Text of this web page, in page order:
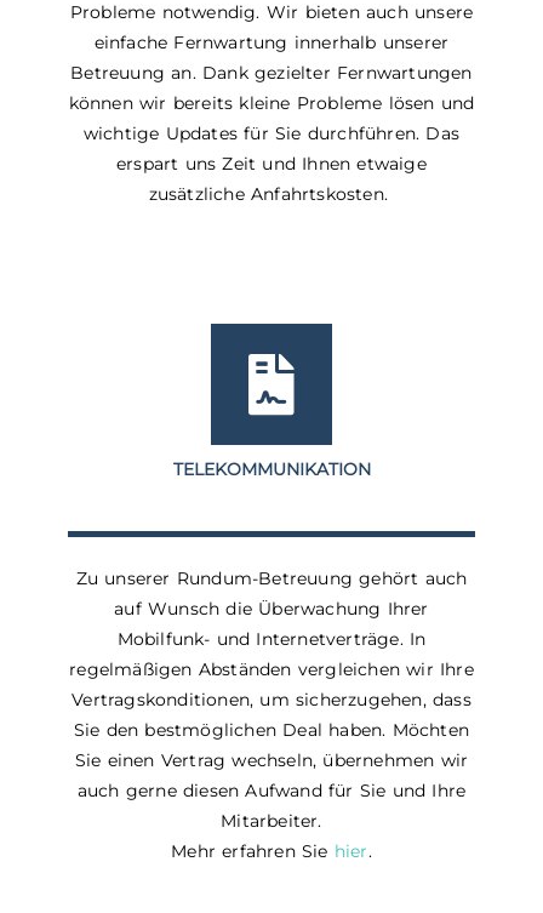
Probleme notwendig. Wir bieten auch unsere
einfache Fernwartung innerhalb unserer
Betreuung an. Dank gezielter Fernwartungen
können wir bereits kleine Probleme lösen und
wichtige Updates für Sie durchführen. Das
erspart uns Zeit und Ihnen etwaige
zusätzliche Anfahrtskosten.
TELEKOMMUNIKATION
Zu unserer Rundum-Betreuung gehört auch
auf Wunsch die Überwachung Ihrer
Mobilfunk- und Internetverträge. In
regelmäßigen Abständen vergleichen wir Ihre
Vertragskonditionen, um sicherzugehen, dass
Sie den bestmöglichen Deal haben. Möchten
Sie einen Vertrag wechseln, übernehmen wir
auch gerne diesen Aufwand für Sie und Ihre
Mitarbeiter.
Mehr erfahren Sie hier.